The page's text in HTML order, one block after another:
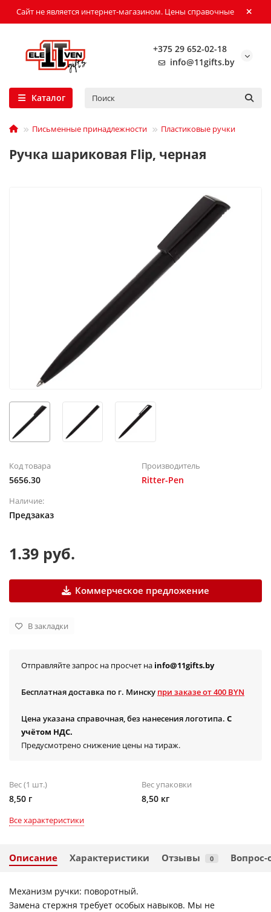
Сайт не является интернет-магазином. Цены справочные
+375 29 652-02-18
info@11gifts.by
Каталог
Письменные принадлежности Пластиковые ручки
Ручка шариковая Flip, черная
Код товара
5656.30
Производитель
Ritter-Pen
Наличие:
Предзаказ
1.39 руб.
Коммерческое предложение
В закладки
Отправляйте запрос на просчет на info@11gifts.by
Бесплатная доставка по г. Минску при заказе от 400 BYN
Цена указана справочная, без нанесения логотипа. С
учётом НДС.
Предусмотрено снижение цены на тираж.
Вес (1 шт.)
8,50 г
Вес упаковки
8,50 кг
Все характеристики
Описание Характеристики Отзывы 0 Вопрос-
Механизм ручки: поворотный.
Замена стержня требует особых навыков. Мы не